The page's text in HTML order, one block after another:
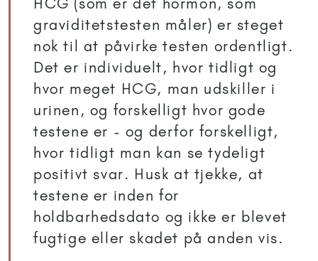
graviditetstesten måler) er steget
nok til at påvirke testen ordentligt.
Det er individuelt, hvor tidligt og
hvor meget HCG, man udskiller i
urinen, og forskelligt hvor gode
testene er - og derfor forskelligt,
hvor tidligt man kan se tydeligt
positivt svar. Husk at tjekke, at
testene er inden for
holdbarhedsdato og ikke er blevet
fugtige eller skadet på anden vis.